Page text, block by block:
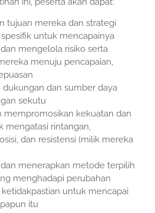
tujuan mereka dan strategi
untuk mencapainya
mengelola risiko serta
menuju pencapaian,
dukungan dan sumber daya
sekutu
mempromosikan kekuatan dan
mengatasi rintangan,
dan resistensi (milik mereka
menerapkan metode terpilih
menghadapi perubahan
ketidakpastian untuk mencapai
itu